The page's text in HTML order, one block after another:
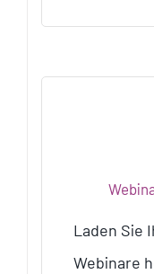
Laden Sie
Webinare